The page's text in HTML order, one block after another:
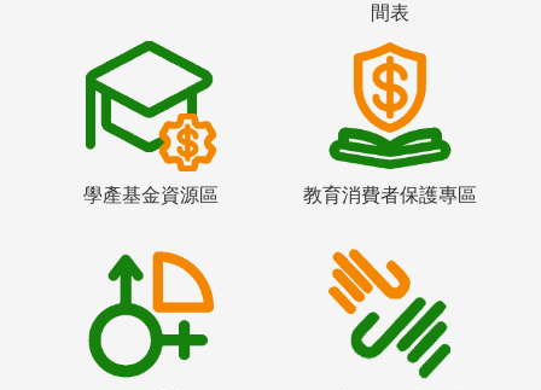
間表
學產基金資源區 教育消費者保護專區